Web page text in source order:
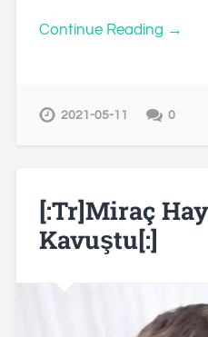
Continue Reading →
2021-05-11 0
[:tr]Miraç
Kavuştu[:]